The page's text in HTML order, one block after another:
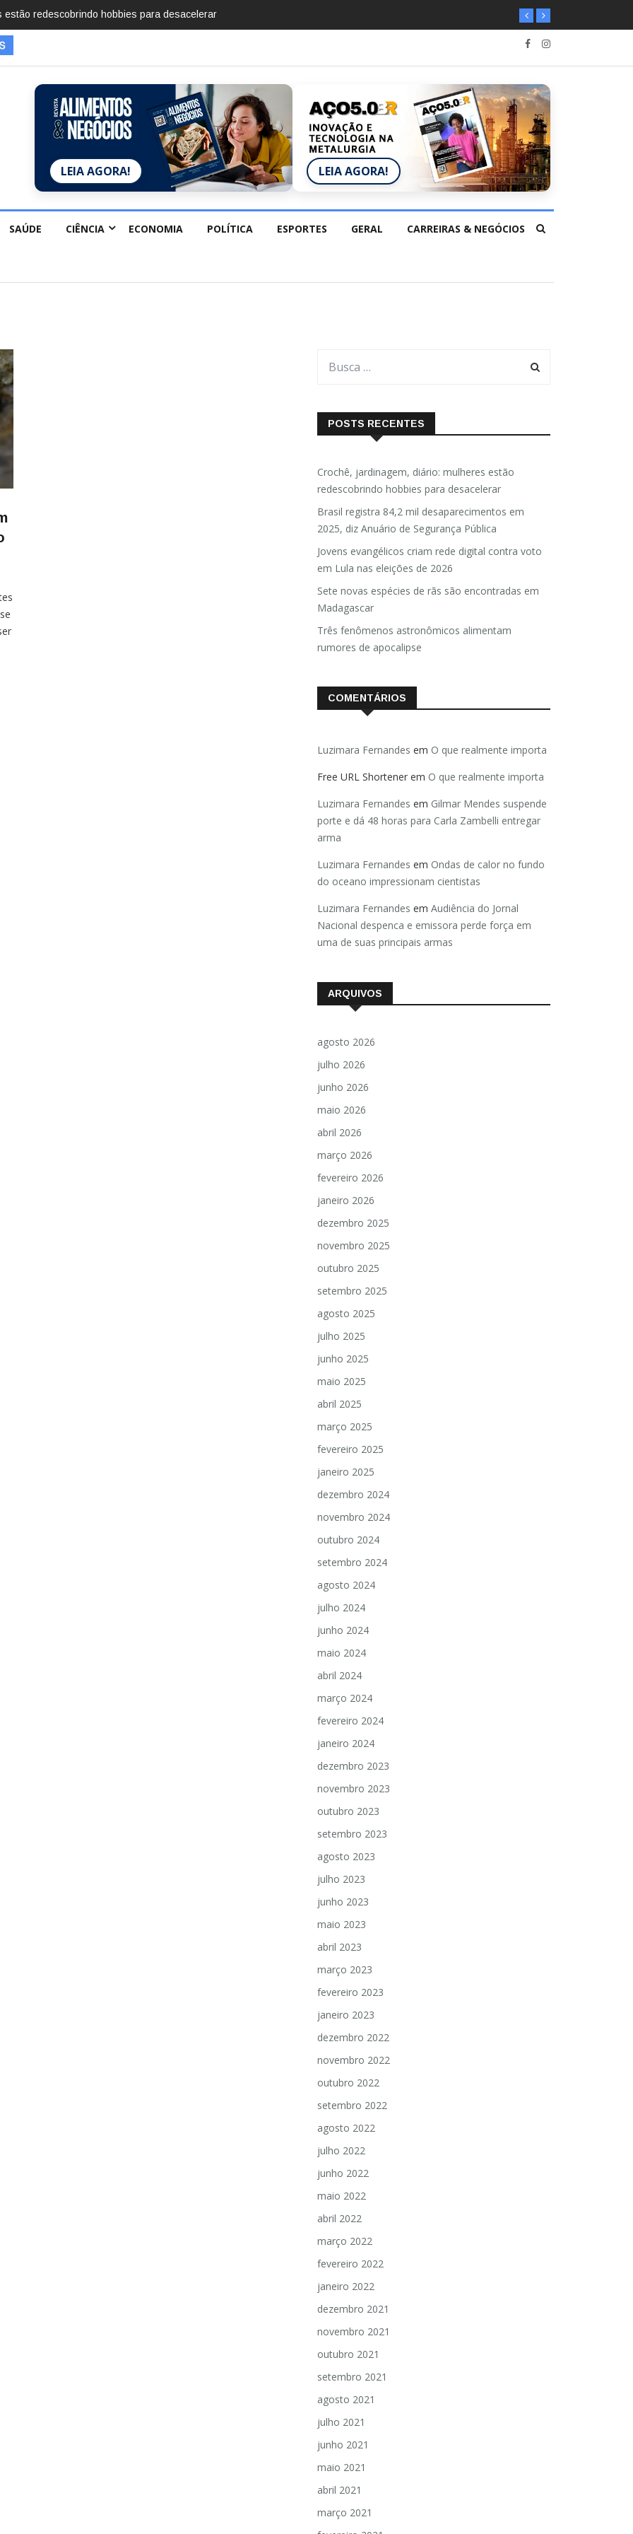
em 2025, diz Anuário de Segurança Pública
LEIA AGORA! LEIA AGORA!
SAÚDE CIÊNCIA ECONOMIA POLÍTICA ESPORTES GERAL CARREIRAS & NEGÓCIOS
POSTS RECENTES
Crochê, jardinagem, diário: mulheres estão
redescobrindo hobbies para desacelerar
Brasil registra 84,2 mil desaparecimentos em
2025, diz Anuário de Segurança Pública
Jovens evangélicos criam rede digital contra voto
em Lula nas eleições de 2026
Sete novas espécies de rãs são encontradas em
Madagascar
Três fenômenos astronômicos alimentam
rumores de apocalipse
COMENTÁRIOS
Luzimara Fernandes em O que realmente importa
Free URL Shortener em O que realmente importa
Luzimara Fernandes em Gilmar Mendes suspende
porte e dá 48 horas para Carla Zambelli entregar
arma
Luzimara Fernandes em Ondas de calor no fundo
do oceano impressionam cientistas
Luzimara Fernandes em Audiência do Jornal
Nacional despenca e emissora perde força em
uma de suas principais armas
ARQUIVOS
agosto 2026
julho 2026
junho 2026
maio 2026
abril 2026
março 2026
fevereiro 2026
janeiro 2026
dezembro 2025
novembro 2025
outubro 2025
setembro 2025
agosto 2025
julho 2025
junho 2025
maio 2025
abril 2025
março 2025
fevereiro 2025
janeiro 2025
dezembro 2024
novembro 2024
outubro 2024
setembro 2024
agosto 2024
julho 2024
junho 2024
maio 2024
abril 2024
março 2024
fevereiro 2024
janeiro 2024
dezembro 2023
novembro 2023
outubro 2023
setembro 2023
agosto 2023
julho 2023
junho 2023
maio 2023
abril 2023
março 2023
fevereiro 2023
janeiro 2023
dezembro 2022
novembro 2022
outubro 2022
setembro 2022
agosto 2022
julho 2022
junho 2022
maio 2022
abril 2022
março 2022
fevereiro 2022
janeiro 2022
dezembro 2021
novembro 2021
outubro 2021
setembro 2021
agosto 2021
julho 2021
junho 2021
maio 2021
abril 2021
março 2021